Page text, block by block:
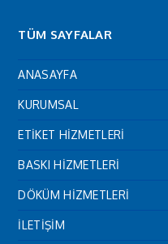
TÜM SAYFALAR
ANASAYFA
KURUMSAL
ETİKET HİZMETLERİ
BASKI HİZMETLERİ
DÖKÜM HİZMETLERİ
İLETİŞİM